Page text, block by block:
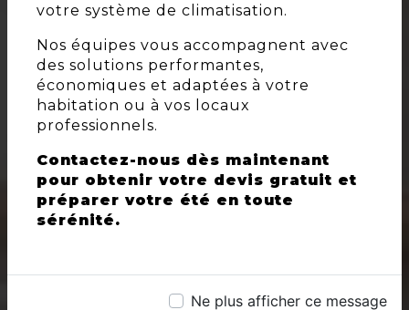
votre système de climatisation.
Nos équipes vous accompagnent avec
des solutions performantes,
économiques et adaptées à votre
habitation ou à vos locaux
professionnels.
Contactez-nous dès maintenant
pour obtenir votre devis gratuit et
préparer votre été en toute
sérénité.
Ne plus afficher ce message